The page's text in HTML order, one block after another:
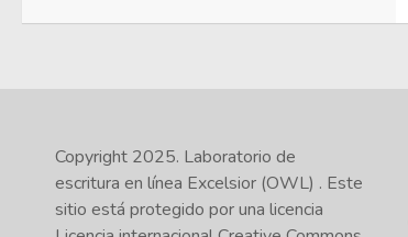
Copyright 2025. Laboratorio de
escritura en línea Excelsior (OWL) . Este
sitio está protegido por una licencia